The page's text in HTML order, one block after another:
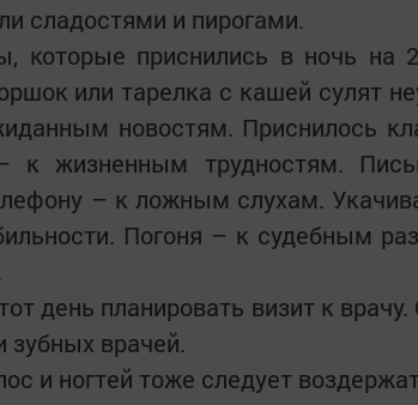
сладостями и пирогами.
которые приснились в ночь на
или тарелка с кашей сулят
новостям. Приснилось
к жизненным трудностям.
– к ложным слухам.
Погоня – к судебным
день планировать визит к
зубных врачей.
и ногтей тоже следует